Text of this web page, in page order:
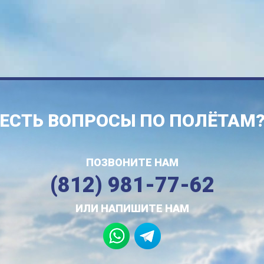
ЕСТЬ ВОПРОСЫ ПО
ПОЗВОНИТЕ НАМ
(812) 981-77-62
ИЛИ НАПИШИТЕ НАМ